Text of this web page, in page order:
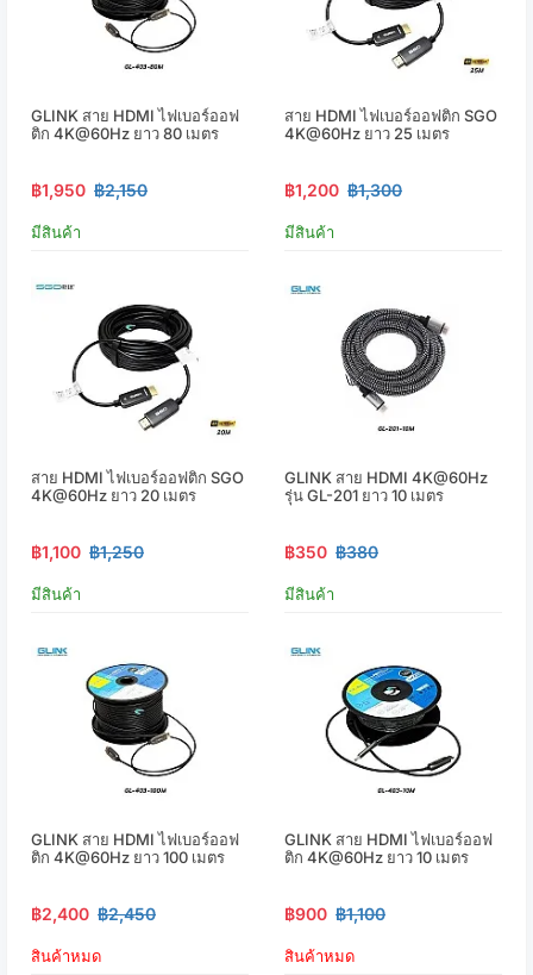
GLINK สาย HDMI ไฟเบอร์ออฟ
ติก 4K@60Hz ยาว 80 เมตร
฿1,950 ฿2,150
มีสินค้า
สาย HDMI ไฟเบอร์ออฟติก SGO
4K@60Hz ยาว 25 เมตร
฿1,200 ฿1,300
มีสินค้า
สาย HDMI ไฟเบอร์ออฟติก SGO
4K@60Hz ยาว 20 เมตร
฿1,100 ฿1,250
มีสินค้า
GLINK สาย HDMI 4K@60Hz
รุ่น GL-201 ยาว 10 เมตร
฿350 ฿380
มีสินค้า
GLINK สาย HDMI ไฟเบอร์ออฟ
ติก 4K@60Hz ยาว 100 เมตร
฿2,400 ฿2,450
สินค้าหมด
GLINK สาย HDMI ไฟเบอร์ออฟ
ติก 4K@60Hz ยาว 10 เมตร
฿900 ฿1,100
สินค้าหมด